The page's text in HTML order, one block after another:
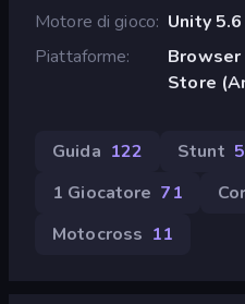
Motore di gioco Unity 5.6
Piattaforme
Store
Guida 122 Stunt
1 Giocatore 71
Motocross 11